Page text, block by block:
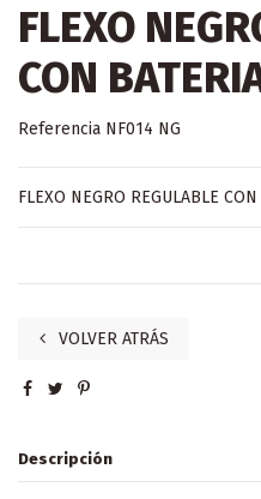
FLEXO
CON
Referencia NF014 NG
FLEXO NEGRO REGULABLE
VOLVER ATRÁS
Descripción